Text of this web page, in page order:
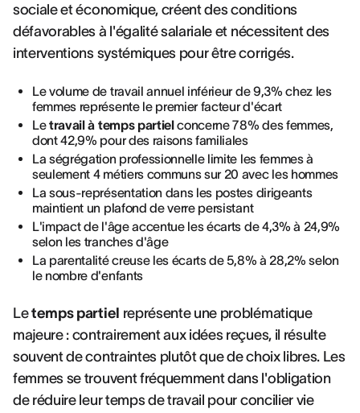
sociale et économique, créent des conditions
défavorables à l'égalité salariale et nécessitent des
interventions systémiques pour être corrigés.
Le volume de travail annuel inférieur de 9,3% chez les
femmes représente le premier facteur d'écart
Letravail à temps partielconcerne 78% des femmes,
dont 42,9% pour des raisons familiales
La ségrégation professionnelle limite les femmes à
seulement 4 métiers communs sur 20 avec les hommes
La sous-représentation dans les postes dirigeants
maintient un plafond de verre persistant
L'impact de l'âge accentue les écarts de 4,3% à 24,9%
selon les tranches d'âge
La parentalité creuse les écarts de 5,8% à 28,2% selon
le nombre d'enfants
Letemps partiel représente une problématique
majeure : contrairement aux idées reçues, il résulte
souvent de contraintes plutôt que de choix libres. Les
femmes se trouvent fréquemment dans l'obligation
de réduire leur temps de travail pour concilier vie